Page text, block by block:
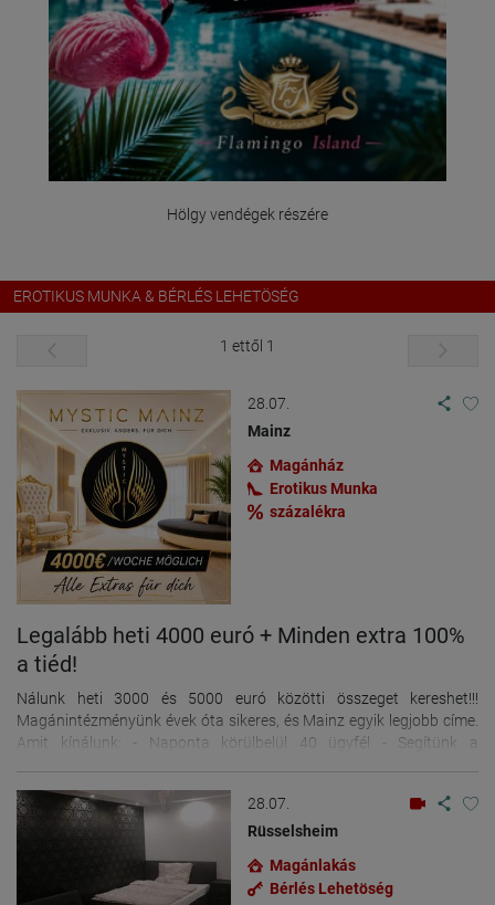
Hölgy vendégek részére
EROTIKUS MUNKA & BÉRLÉS LEHETÖSÉG
1 ettől 1
28.07.
Mainz
Magánház
Erotikus Munka
százalékra
Legalább heti 4000 euró + Minden extra 100%
a tiéd!
Nálunk heti 3000 és 5000 euró közötti összeget kereshet!!!
Magánintézményünk évek óta sikeres, és Mainz egyik legjobb címe.
Amit kínálunk: - Naponta körülbelül 40 ügyfél - Segítünk a
munkaeszköz (törölközők, óvszerek, fertőtlenítőszer stb.) -
Mosógép/szárítógép - Hálószobák - Zárható szekrény a személyes
holmijainak - Házvezetőnő, aki koordinálja az időpontokat -
Hirdetési lehetőség - Bevásárlási lehetőségek és Western Union a
közelben - Maximum 6 lány a házban - Videómegfigyelés a házban
az Ön biztonsága érdekében Beszélünk: németül, angolul, lengyelül,
28.07.
Rüsselsheim
Magánlakás
Bérlés Lehetöség